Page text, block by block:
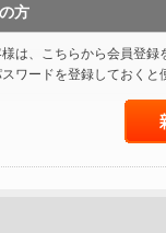
方
は、こちらから会員登録
ワードを登録しておく